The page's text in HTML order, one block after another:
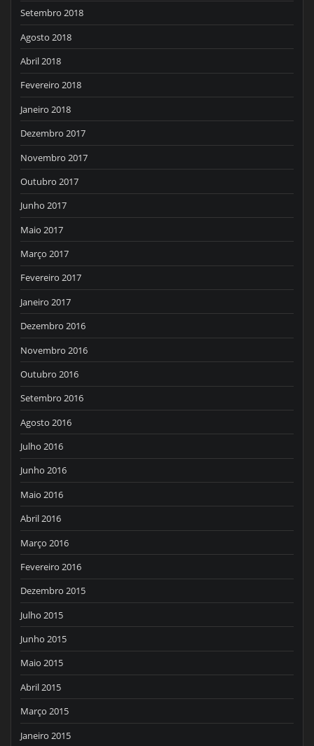
Setembro 2018
Agosto 2018
Abril 2018
Fevereiro 2018
Janeiro 2018
Dezembro 2017
Novembro 2017
Outubro 2017
Junho 2017
Maio 2017
Março 2017
Fevereiro 2017
Janeiro 2017
Dezembro 2016
Novembro 2016
Outubro 2016
Setembro 2016
Agosto 2016
Julho 2016
Junho 2016
Maio 2016
Abril 2016
Março 2016
Fevereiro 2016
Dezembro 2015
Julho 2015
Junho 2015
Maio 2015
Abril 2015
Março 2015
Janeiro 2015